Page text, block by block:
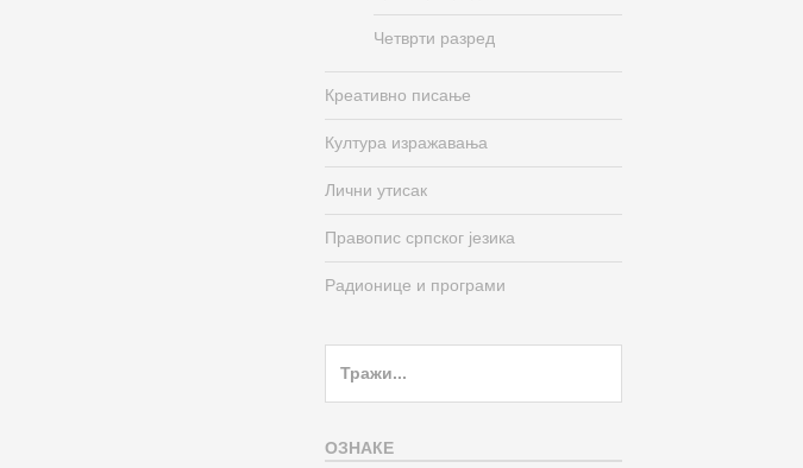
Четврти разред
Креативно писање
Култура изражавања
Лични утисак
Правопис српског језика
Радионице и програми
ОЗНАКЕ